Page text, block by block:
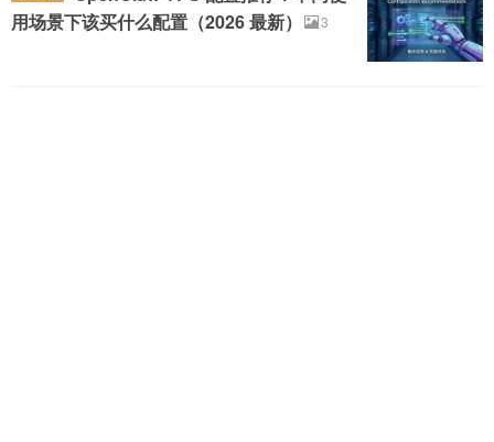
用场景下该买什么配置（2026 最新）
3